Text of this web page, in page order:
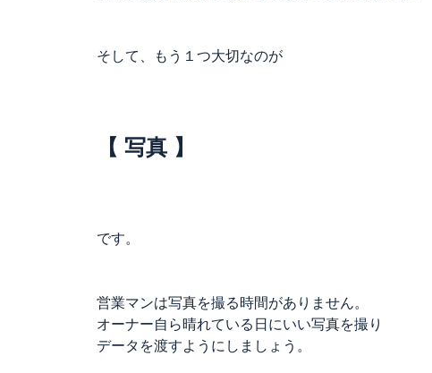
そして、もう１つ大切なのが
【 写真 】
です。
営業マンは写真を撮る時間がありません。
オーナー自ら晴れている日にいい写真を撮り
データを渡すようにしましょう。